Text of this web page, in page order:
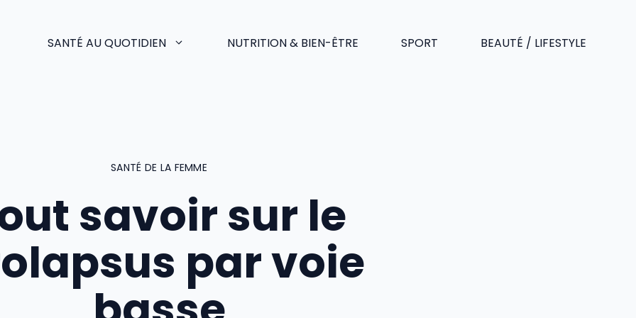
SANTÉ AU QUOTIDIEN NUTRITION & BIEN-ÊTRE SPORT BEAUTÉ / LIFESTYLE
SANTÉ DE LA FEMME
savoir sur le
par voie